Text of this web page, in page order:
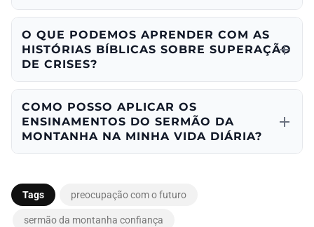
O QUE PODEMOS APRENDER COM AS
HISTÓRIAS BÍBLICAS SOBRE SUPERAÇÃO
DE CRISES?
COMO POSSO APLICAR OS
ENSINAMENTOS DO SERMÃO DA
MONTANHA NA MINHA VIDA DIÁRIA?
Tags preocupação com o futuro
sermão da montanha confiança